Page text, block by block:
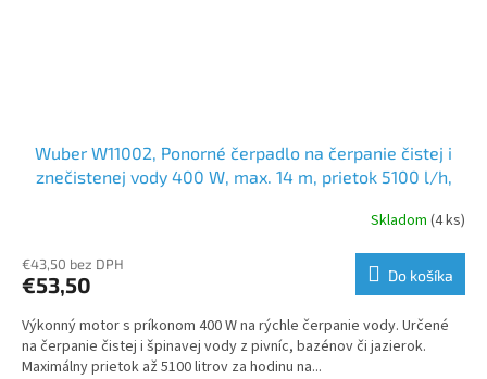
Wuber W11002, Ponorné čerpadlo na čerpanie čistej i
znečistenej vody 400 W, max. 14 m, prietok 5100 l/h,
Skladom (4 ks)
€43,50 bez DPH
€53,50 Do košíka
Výkonný motor s príkonom 400 W na rýchle čerpanie vody. Určené
na čerpanie čistej i špinavej vody z pivníc, bazénov či jazierok.
Maximálny prietok až 5100 litrov za hodinu na...